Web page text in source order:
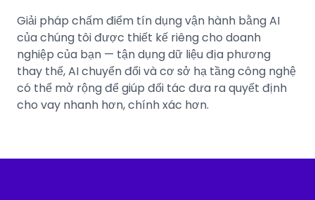
Giải pháp chấm điểm tín dụng vận hành bằng AI
của chúng tôi được thiết kế riêng cho doanh
nghiệp của bạn — tận dụng dữ liệu địa phương
thay thế, AI chuyển đổi và cơ sở hạ tầng công nghệ
có thể mở rộng để giúp đối tác đưa ra quyết định
cho vay nhanh hơn, chính xác hơn.